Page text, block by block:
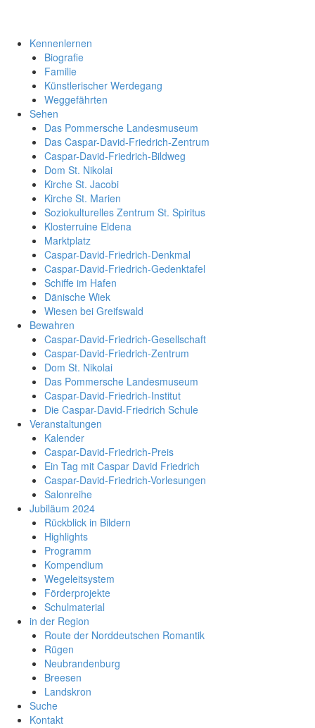
Kennenlernen
Biografie
Familie
Künstlerischer Werdegang
Weggefährten
Sehen
Das Pommersche Landesmuseum
Das Caspar-David-Friedrich-Zentrum
Caspar-David-Friedrich-Bildweg
Dom St. Nikolai
Kirche St. Jacobi
Kirche St. Marien
Soziokulturelles Zentrum St. Spiritus
Klosterruine Eldena
Marktplatz
Caspar-David-Friedrich-Denkmal
Caspar-David-Friedrich-Gedenktafel
Schiffe im Hafen
Dänische Wiek
Wiesen bei Greifswald
Bewahren
Caspar-David-Friedrich-Gesellschaft
Caspar-David-Friedrich-Zentrum
Dom St. Nikolai
Das Pommersche Landesmuseum
Caspar-David-Friedrich-Institut
Die Caspar-David-Friedrich Schule
Veranstaltungen
Kalender
Caspar-David-Friedrich-Preis
Ein Tag mit Caspar David Friedrich
Caspar-David-Friedrich-Vorlesungen
Salonreihe
Jubiläum 2024
Rückblick in Bildern
Highlights
Programm
Kompendium
Wegeleitsystem
Förderprojekte
Schulmaterial
in der Region
Route der Norddeutschen Romantik
Rügen
Neubrandenburg
Breesen
Landskron
Suche
Kontakt